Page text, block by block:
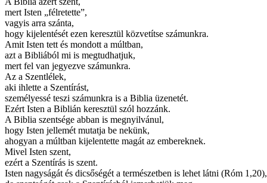
mert Isten „félretette”,
vagyis arra szánta,
hogy kijelentését ezen keresztül közvetítse számunkra.
Amit Isten tett és mondott a múltban,
azt a Bibliából mi is megtudhatjuk,
mert fel van jegyezve számunkra.
Az a Szentlélek,
aki ihlette a Szentírást,
személyessé teszi számunkra is a Biblia üzenetét.
Ezért Isten a Biblián keresztül szól hozzánk.
A Biblia szentsége abban is megnyilvánul,
hogy Isten jellemét mutatja be nekünk,
ahogyan a múltban kijelentette magát az embereknek.
Mivel Isten szent,
ezért a Szentírás is szent.
Isten nagyságát és dicsőségét a természetben is lehet látni (Róm 1,20),